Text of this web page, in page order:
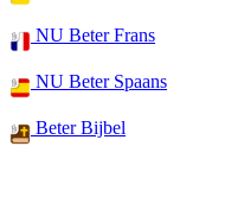
NU Beter Frans
NU Beter Spaans
Beter Bijbel